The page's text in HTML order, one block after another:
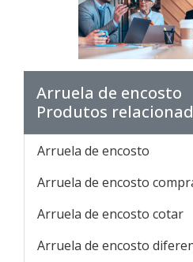
Arruela de encosto
Produtos
Arruela de encosto
Arruela de encosto
Arruela de encosto cotar
Arruela de encosto